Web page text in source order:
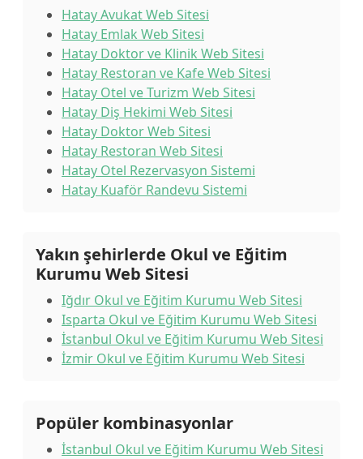
Hatay Avukat Web Sitesi
Hatay Emlak Web Sitesi
Hatay Doktor ve Klinik Web Sitesi
Hatay Restoran ve Kafe Web Sitesi
Hatay Otel ve Turizm Web Sitesi
Hatay Diş Hekimi Web Sitesi
Hatay Doktor Web Sitesi
Hatay Restoran Web Sitesi
Hatay Otel Rezervasyon Sistemi
Hatay Kuaför Randevu Sistemi
Yakın şehirlerde Okul ve Eğitim
Kurumu Web Sitesi
Iğdır Okul ve Eğitim Kurumu Web Sitesi
Isparta Okul ve Eğitim Kurumu Web Sitesi
İstanbul Okul ve Eğitim Kurumu Web Sitesi
İzmir Okul ve Eğitim Kurumu Web Sitesi
Popüler kombinasyonlar
İstanbul Okul ve Eğitim Kurumu Web Sitesi